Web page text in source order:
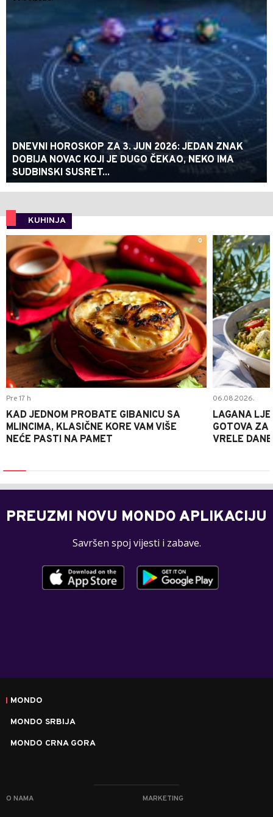
DNEVNI HOROSKOP ZA 3. JUN 2026: JEDAN ZNAK
DOBIJA NOVAC KOJI JE DUGO ČEKAO, NEKO IMA
SUDBINSKI SUSRET...
KUHINJA
0
Pre 17 h
KAD JEDNOM PROBATE GIBANICU SA
MLINCIMA, KLASIČNE KORE VAM VIŠE
NEĆE PASTI NA PAMET
06.08.2026.
LAGANA
GOTOVA ZA
VRELE DANE
PREUZMI NOVU MONDO APLIKACIJU
Savršen spoj vijesti i zabave.
MONDO
MONDO SRBIJA
MONDO CRNA GORA
O NAMA MARKETING